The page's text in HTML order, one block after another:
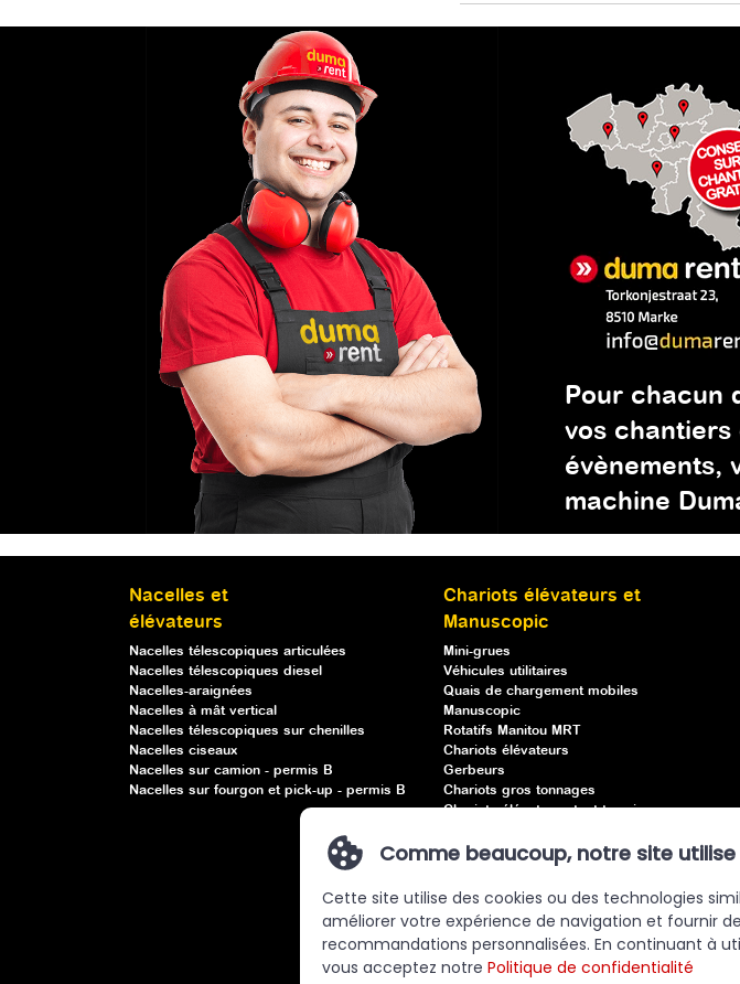
Pour chacun
vos chantiers
évènements,
machine
Nacelles et
élévateurs
Nacelles télescopiques articulées
Nacelles télescopiques diesel
Nacelles-araignées
Nacelles à mât vertical
Nacelles télescopiques sur chenilles
Nacelles ciseaux
Nacelles sur camion - permis B
Nacelles sur fourgon et pick-up - permis B
Chariots élévateurs et
Manuscopic
Mini-grues
Véhicules utilitaires
Quais de chargement mobiles
Manuscopic
Rotatifs Manitou MRT
Chariots élévateurs
Gerbeurs
Chariots gros tonnages
Chariots élévateurs tout terrain
Ventouses
Manuele transpallet
Comme beaucoup, notre site
Cette site utilise des cookies ou des technologies
améliorer votre expérience de navigation et fournir
recommandations personnalisées. En continuant à
vous acceptez notre Politique de confidentialité